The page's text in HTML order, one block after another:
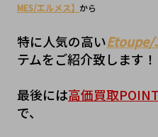
MES/エルメス】 から
特に人気の高いEtoupe/
テムをご紹介致します！
最後には高価買取POINT
で、